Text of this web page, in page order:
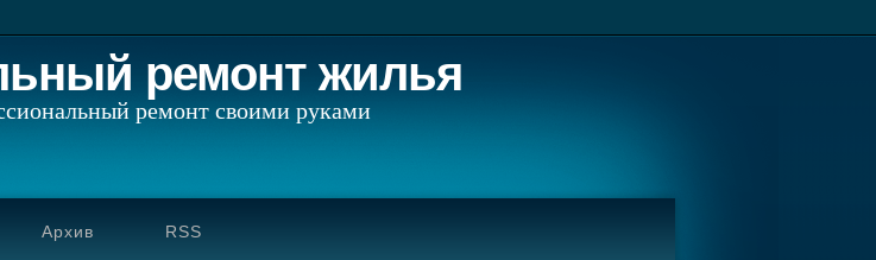
ремонт жилья
ремонт своими руками
Архив RSS